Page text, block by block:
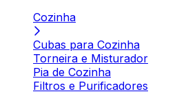
Cozinha
Cubas para Cozinha
Torneira e Misturador
Pia de Cozinha
Filtros e Purificadores